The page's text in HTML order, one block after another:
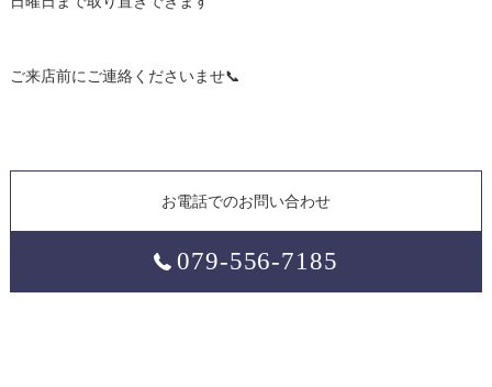
ご来店前にご連絡くださいませ📞
お電話でのお問い合わせ
079-556-7185